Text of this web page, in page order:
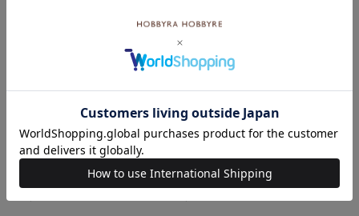
難易度：
バッグ＆ポーチ＜色彩シル
ク02LB＞（編み物 材料セッ
難易度：
バッグ＆ポーチ＜色彩シル
ク03LG＞（編み物 材料セッ